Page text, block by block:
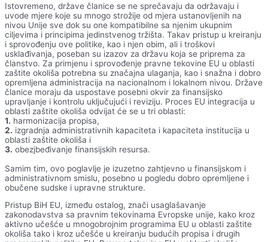
Istovremeno, države članice se ne sprečavaju da održavaju i
uvode mjere koje su mnogo strožije od mjera ustanovljenih na
nivou Unije sve dok su one kompatibilne sa njenim ukupnim
ciljevima i principima jedinstvenog tržišta. Takav pristup u kreiranju
i sprovođenju ove politike, kao i njen obim, ali i troškovi
usklađivanja, poseban su izazov za državu koja se priprema za
članstvo. Za primjenu i sprovođenje pravne tekovine EU u oblasti
zaštite okoliša potrebna su značajna ulaganja, kao i snažna i dobro
opremljena administracija na nacionalnom i lokalnom nivou. Države
članice moraju da uspostave posebni okvir za finansijsko
upravljanje i kontrolu uključujući i reviziju. Proces EU integracija u
oblasti zaštite okoliša odvijat će se u tri oblasti:
1. harmonizacija propisa,
2. izgradnja administrativnih kapaciteta i kapaciteta institucija u
oblasti zaštite okoliša i
3. obezjbeđivanje finansijskih resursa.
Samim tim, ovo poglavlje je izuzetno zahtjevno u finansijskom i
administrativnom smislu, posebno u pogledu dobro opremljene i
obučene sudske i upravne strukture.
Pristup BiH EU, između ostalog, znači usaglašavanje
zakonodavstva sa pravnim tekovinama Evropske unije, kako kroz
aktivno učešće u mnogobrojnim programima EU u oblasti zaštite
okoliša tako i kroz učešće u kreiranju budućih propisa i drugih